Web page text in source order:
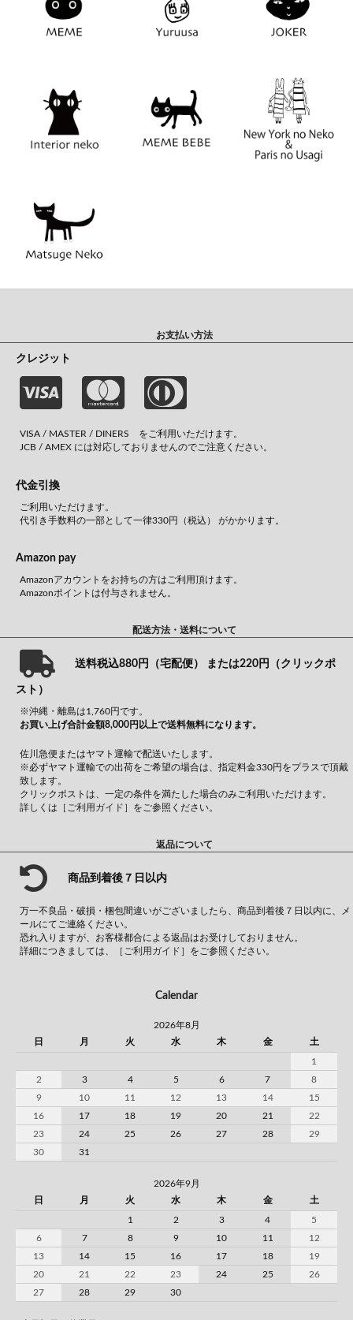
お支払い方法
クレジット
VISA / MASTER / DINERS をご利用いただけます。
JCB / AMEX には対応しておりませんのでご注意ください。
代金引換
ご利用いただけます。
代引き手数料の一部として一律330円（税込） がかかります。
Amazon pay
Amazonアカウントをお持ちの方はご利用頂けます。
Amazonポイントは付与されません。
配送方法・送料について
送料税込880円（宅配便） または220円（クリックポ
スト）
※沖縄・離島は1,760円です。
お買い上げ合計金額8,000円以上で送料無料になります。
佐川急便またはヤマト運輸で配送いたします。
※必ずヤマト運輸での出荷をご希望の場合は、指定料金330円をプラスで頂戴
致します。
クリックポストは、一定の条件を満たした場合のみご利用いただけます。
詳しくは ［ご利用ガイド］ をご参照ください。
返品について
商品到着後７日以内
万一不良品・破損・梱包間違いがございましたら、商品到着後７日以内に、メ
ールにてご連絡ください。
恐れ入りますが、お客様都合による返品はお受けしておりません。
詳細につきましては、
［ご利用ガイド］ をご参照ください。
Calendar
2026年8月
日
月 火 水 木 金 土
1
2
3 4 5 6 7
8
9
10 11 12 13 14
15
16
17 18 19 20 21
22
23
24 25 26 27 28
29
30
31
2026年9月
日
月 火 水 木 金 土
1 2 3 4
5
6
7 8 9 10 11
12
13
14 15 16 17 18
19
20
21 22 23 24 25
26
27
28 29 30